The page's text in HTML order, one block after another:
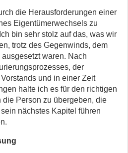
die Herausforderungen einer
Eigentümerwechsels zu
bin sehr stolz auf das, was wir
trotz des Gegenwinds, dem
waren. Nach
der
und in einer Zeit
halte ich es für den richtigen
Person zu übergeben, die
nächstes Kapitel führen